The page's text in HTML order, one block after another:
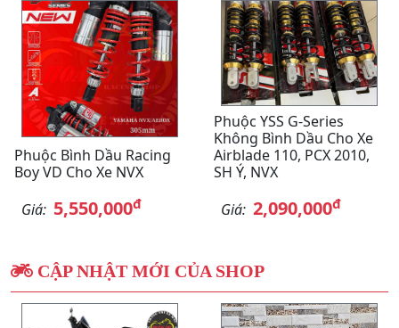
Phuộc Bình Dầu Racing
Boy VD Cho Xe NVX
Giá: 5,550,000đ
Phuộc YSS G-Series
Không Bình Dầu Cho Xe
Airblade 110, PCX 2010,
SH Ý, NVX
Giá: 2,090,000đ
CẬP NHẬT MỚI CỦA SHOP